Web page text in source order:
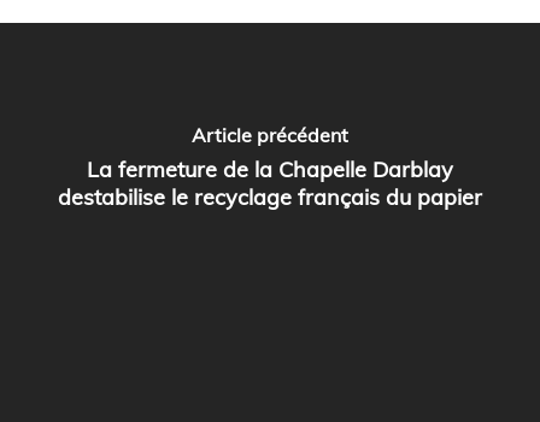
Article précédent
La fermeture de la Chapelle Darblay
destabilise le recyclage français du papier